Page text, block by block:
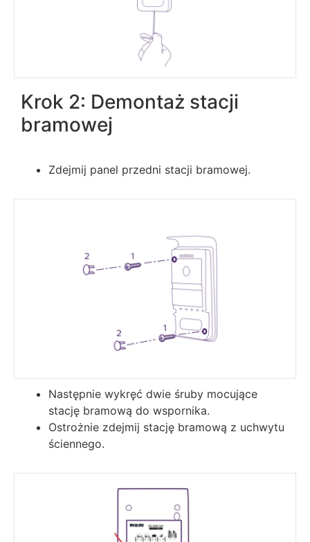
Krok 2: Demontaż stacji
bramowej
Zdejmij panel przedni stacji bramowej.
Następnie wykręć dwie śruby mocujące
stację bramową do wspornika.
Ostrożnie zdejmij stację bramową z uchwytu
ściennego.